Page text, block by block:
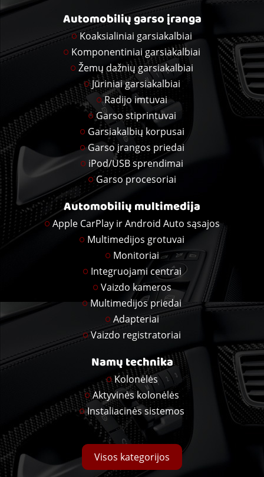
Automobilių garso įranga
Koaksialiniai garsiakalbiai
Komponentiniai garsiakalbiai
Žemų dažnių garsiakalbiai
Jūriniai garsiakalbiai
Radijo imtuvai
Garso stiprintuvai
Garsiakalbių korpusai
Garso įrangos priedai
iPod/USB sprendimai
Garso procesoriai
Automobilių multimedija
Apple CarPlay ir Android Auto sąsajos
Multimedijos grotuvai
Monitoriai
Integruojami centrai
Vaizdo kameros
Multimedijos priedai
Adapteriai
Vaizdo registratoriai
Namų technika
Kolonėlės
Aktyvinės kolonėlės
Instaliacinės sistemos
Visos kategorijos